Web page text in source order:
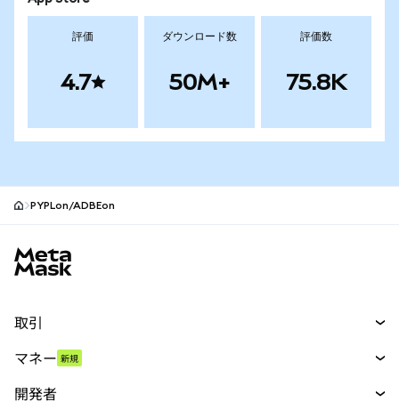
評価
4.7
ダウンロード数
50M+
評価数
75.8K
PYPLon/ADBEon
取引
パーペチュアル
マネー 新規
開発者